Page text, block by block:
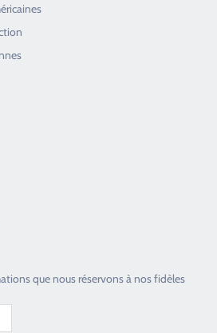
que nous réservons à nos fidèles
les passionnés